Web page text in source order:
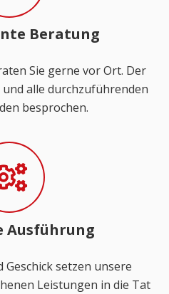
Beratung
Sie gerne vor Ort. Der
alle durchzuführenden
besprochen.
Ausführung
Geschick setzen unsere
Leistungen in die Tat